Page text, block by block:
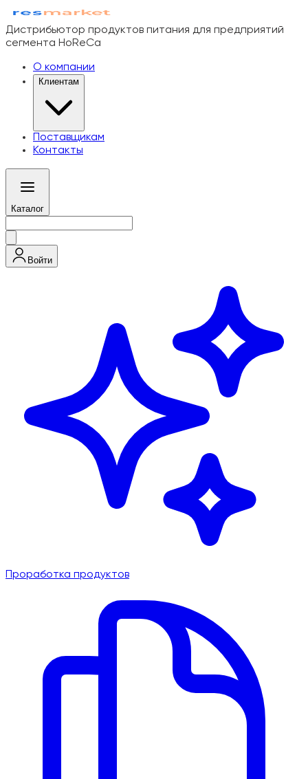
Дистрибьютор продуктов питания для предприятий
сегмента HoReCa
О компании
Клиентам
Поставщикам
Контакты
Каталог
Войти
Проработка продуктов